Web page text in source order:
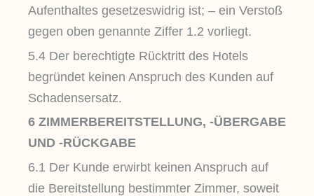
Aufenthaltes gesetzeswidrig ist; – ein Verstoß
gegen oben genannte Ziffer 1.2 vorliegt.
5.4 Der berechtigte Rücktritt des Hotels
begründet keinen Anspruch des Kunden auf
Schadensersatz.
6 ZIMMERBEREITSTELLUNG, -ÜBERGABE
UND -RÜCKGABE
6.1 Der Kunde erwirbt keinen Anspruch auf
die Bereitstellung bestimmter Zimmer, soweit